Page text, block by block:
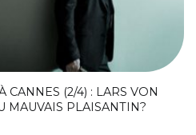
CANNES (2/4) : LARS VON
MAUVAIS PLAISANTIN?